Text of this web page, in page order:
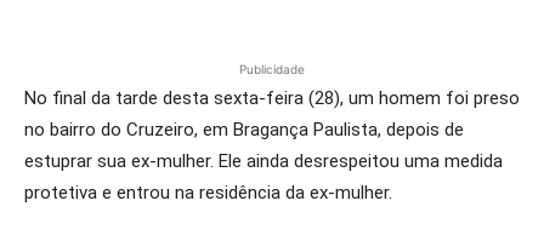
Publicidade
No final da tarde desta sexta-feira (28), um homem foi preso
no bairro do Cruzeiro, em Bragança Paulista, depois de
estuprar sua ex-mulher. Ele ainda desrespeitou uma medida
protetiva e entrou na residência da ex-mulher.